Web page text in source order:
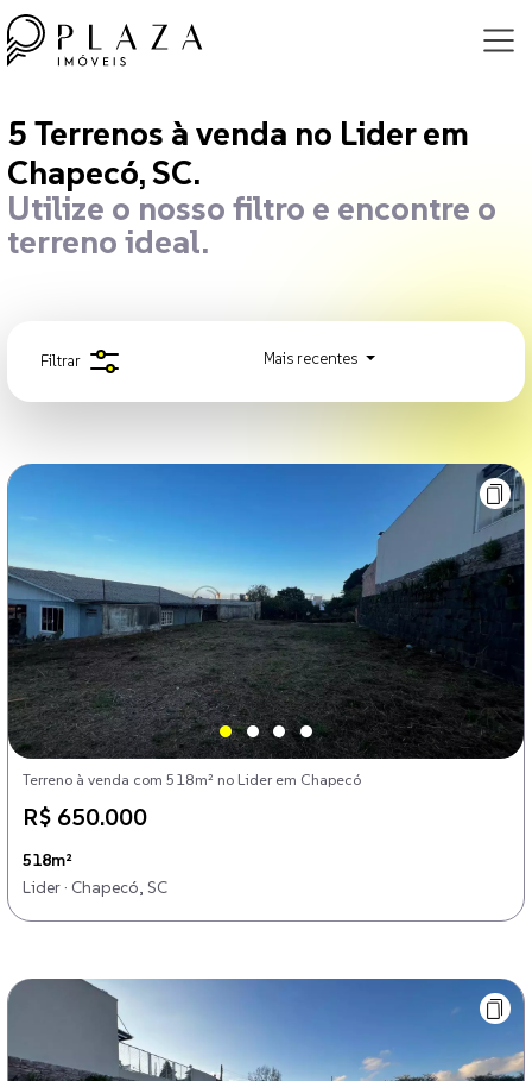
5Terrenos à venda no Lider em
5 Terrenos à venda no Lider em
Chapecó, SC.
Utilize o nosso filtro e encontre o
terreno ideal.
Filtrar Mais recentes
Terreno à venda com 518m² no Lider em Chapecó
R$ 650.000
518m²
Lider · Chapecó, SC